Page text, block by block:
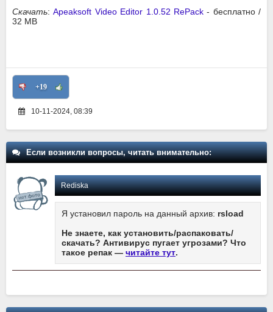
Скачать:Apeaksoft Video Editor 1.0.52 RePack- бесплатно /
32 MB
+19
10-11-2024, 08:39
Если возникли вопросы, читать внимательно:
Rediska
Я установил пароль на данный архив: rsload
Не знаете, как установить/распаковать/
скачать? Антивирус пугает угрозами? Что
такое репак — читайте тут.